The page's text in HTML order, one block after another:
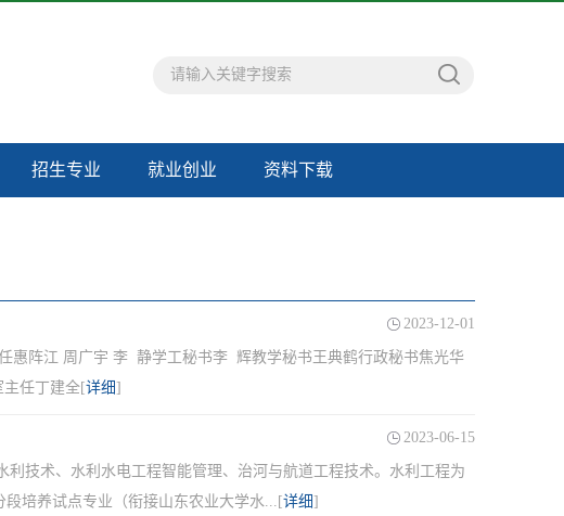
招生专业 就业创业 资料下载
2023-12-01
惠阵江 周广宇 李 静学工秘书李 辉教学秘书王典鹤行政秘书焦光华
主任丁建全[详细]
2023-06-15
技术、水利水电工程智能管理、治河与航道工程技术。水利工程为
段培养试点专业（衔接山东农业大学水...[详细]